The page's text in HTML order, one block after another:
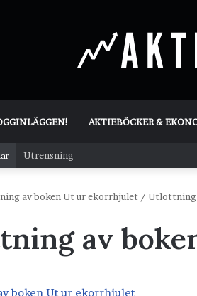
AKTIEBÖCKER &
Utrensning
av boken Ut ur ekorrhjulet / Utlottning
av